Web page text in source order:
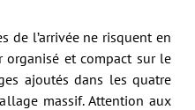
l’arrivée ne risquent en
et compact sur le
ajoutés dans les quatre
massif. Attention aux